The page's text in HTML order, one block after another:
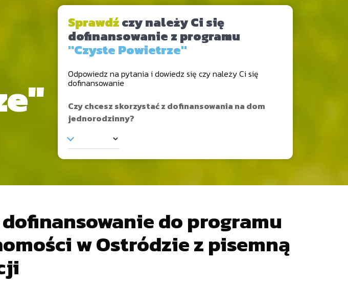
Sprawdźczy należy Ci się
dofinansowanie z programu
"Czyste Powietrze"
Odpowiedz na pytania i dowiedz się czy należy Ci się
dofinansowanie
Czy chcesz skorzystać z dofinansowania na dom
jednorodzinny?
do programu
w Ostródzie z pisemną